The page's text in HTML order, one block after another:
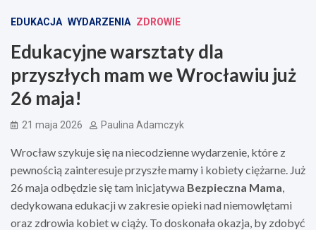
EDUKACJA WYDARZENIA ZDROWIE
Edukacyjne warsztaty dla
przyszłych mam we Wrocławiu już
26 maja!
21 maja 2026 Paulina Adamczyk
Wrocław szykuje się na niecodzienne wydarzenie, które z
pewnością zainteresuje przyszłe mamy i kobiety ciężarne. Już
26 maja odbędzie się tam inicjatywa Bezpieczna Mama,
dedykowana edukacji w zakresie opieki nad niemowlętami
oraz zdrowia kobiet w ciąży. To doskonała okazja, by zdobyć